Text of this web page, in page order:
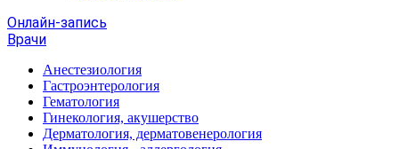
Онлайн-запись
Врачи
Анестезиология
Гастроэнтерология
Гематология
Гинекология, акушерство
Дерматология, дерматовенерология